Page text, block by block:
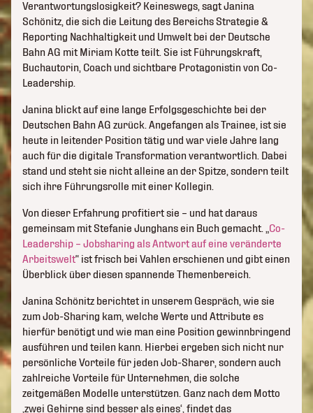
Verantwortungslosigkeit? Keineswegs, sagt Janina
Schönitz, die sich die Leitung des Bereichs Strategie &
Reporting Nachhaltigkeit und Umwelt bei der Deutsche
Bahn AG mit Miriam Kotte teilt. Sie ist Führungskraft,
Buchautorin, Coach und sichtbare Protagonistin von Co-
Leadership.
Janina blickt auf eine lange Erfolgsgeschichte bei der
Deutschen Bahn AG zurück. Angefangen als Trainee, ist sie
heute in leitender Position tätig und war viele Jahre lang
auch für die digitale Transformation verantwortlich. Dabei
stand und steht sie nicht alleine an der Spitze, sondern teilt
sich ihre Führungsrolle mit einer Kollegin.
Von dieser Erfahrung profitiert sie – und hat daraus
gemeinsam mit Stefanie Junghans ein Buch gemacht. „Co-
Leadership – Jobsharing als Antwort auf eine veränderte
Arbeitswelt“ ist frisch bei Vahlen erschienen und gibt einen
Überblick über diesen spannende Themenbereich.
Janina Schönitz berichtet in unserem Gespräch, wie sie
zum Job-Sharing kam, welche Werte und Attribute es
hierfür benötigt und wie man eine Position gewinnbringend
ausführen und teilen kann. Hierbei ergeben sich nicht nur
persönliche Vorteile für jeden Job-Sharer, sondern auch
zahlreiche Vorteile für Unternehmen, die solche
zeitgemäßen Modelle unterstützen. Ganz nach dem Motto
‚zwei Gehirne sind besser als eines‘, findet das